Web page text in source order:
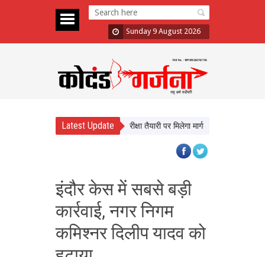
Sunday 9 August 2026
Latest Update
सीखेंगे यूपी के छात्र, करियर और परीक्षा तैयारी पर मिलेगा मार्गदर्शन
इंदौर केस में सबसे बड़ी
कार्रवाई, नगर निगम
कमिश्नर दिलीप यादव को